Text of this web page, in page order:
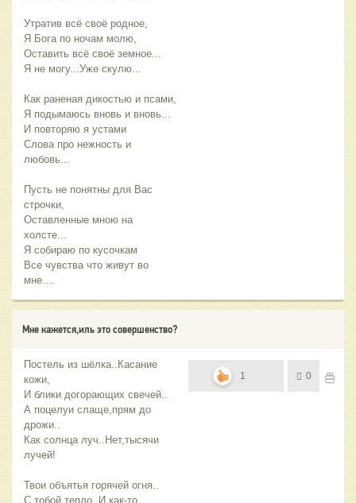
Утратив всё своё родное,
Я Бога по ночам молю,
Оставить всё своё земное...
Я не могу...Уже скулю...
Как раненая дикостью и псами,
Я подымаюсь вновь и вновь...
И повторяю я устами
Слова про нежность и
любовь...
Пусть не понятны для Вас
строчки,
Оставленные мною на
холсте...
Я собираю по кусочкам
Все чувства что живут во
мне....
Мне кажется,иль это совершенство?
Постель из шёлка..Касание
кожи,
И блики догорающих свечей..
А поцелуи слаще,прям до
дрожи..
Как солнца луч..Нет,тысячи
лучей!
Твои объятья горячей огня..
С тобой тепло..И как-то
1 0